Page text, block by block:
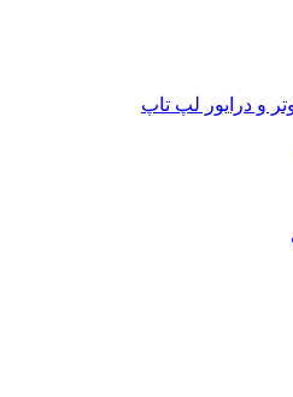
و درایور لپ تاپ